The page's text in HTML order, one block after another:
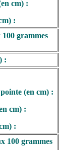
cm) :
:
grammes
:
(en cm) :
cm) :
:
100 grammes